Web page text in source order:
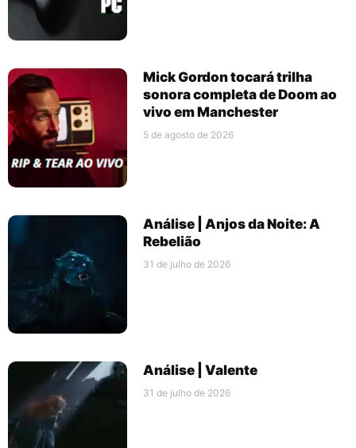
Mick Gordon tocará trilha
sonora completa de Doom ao
vivo em Manchester
5 de agosto de 2026
Análise | Anjos da Noite: A
Rebelião
31 de julho de 2026
Análise | Valente
31 de julho de 2026